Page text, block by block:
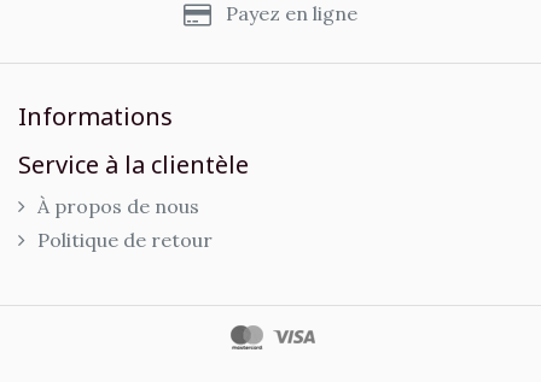
Payez en ligne
Informations
Service à la clientèle
À propos de nous
Politique de retour